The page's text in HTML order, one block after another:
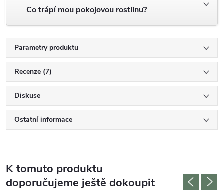
Co trápí mou pokojovou rostlinu?
Parametry produktu
Recenze (7)
Diskuse
Ostatní informace
K tomuto produktu
doporučujeme ještě dokoupit